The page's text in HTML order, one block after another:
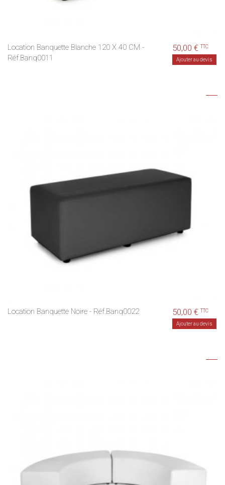
Location Banquette Blanche 120 X 40 CM -
Réf.Banq0011
50,00 €TTC
Ajouter au devis
Location Banquette Noire - Réf.Banq0022 50,00 €TTC
Ajouter au devis